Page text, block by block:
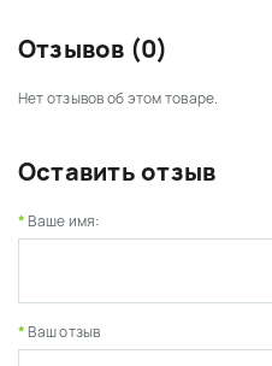
Отзывов (0)
Нет отзывов об этом товаре.
Оставить отзыв
Ваше имя:
Ваш отзыв